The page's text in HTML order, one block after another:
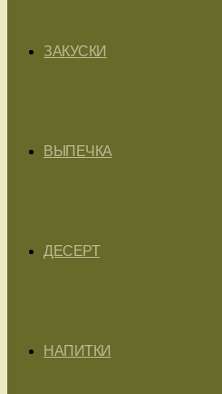
ЗАКУСКИ
ВЫПЕЧКА
ДЕСЕРТ
НАПИТКИ